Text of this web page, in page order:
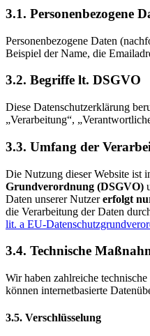
3.1. Personenbezogene
Personenbezogene Daten
Beispiel der Name, die
3.2. Begriffe lt. DSGVO
Diese Datenschutzerklärung
„Verarbeitung“,
3.3. Umfang der
Die Nutzung dieser Website ist
Grundverordnung (DSGVO)
Daten unserer Nutzererfolgt
die Verarbeitung der Daten
lit. a EU-
3.4. Technische
Wir haben zahlreiche
können internetbasierte
3.5. Verschlüsselung